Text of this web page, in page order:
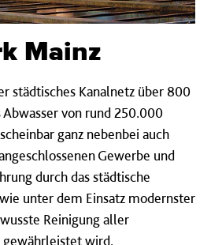
Mainz
städtisches Kanalnetz über 800
von rund 250.000
ganz nebenbei auch
Gewerbe und
durch das städtische
unter dem Einsatz modernster
Reinigung aller
gewährleistet wird.